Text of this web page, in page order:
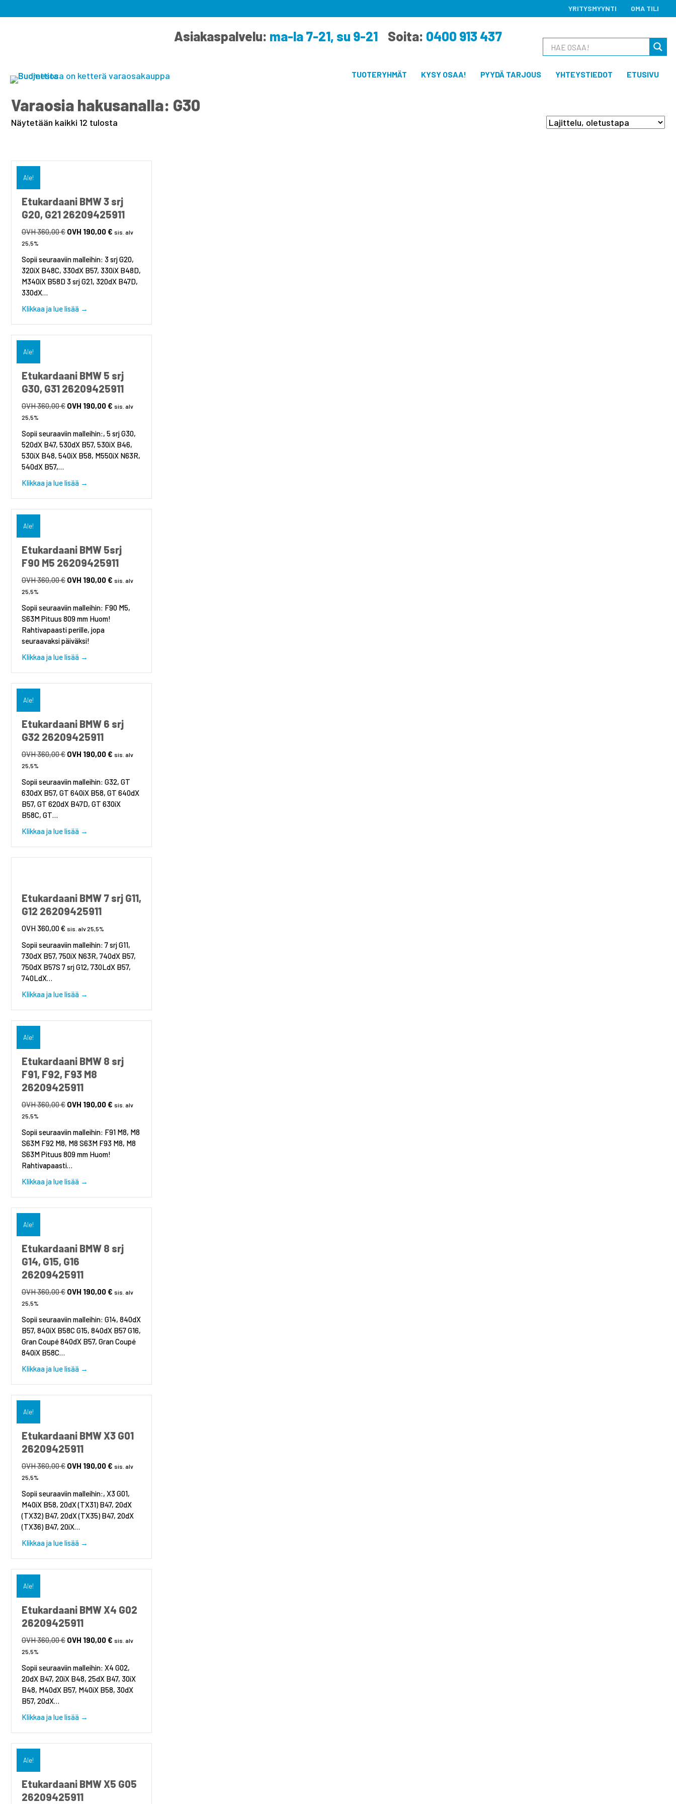
YRITYSMYYNTI OMA TILI
Asiakaspalvelu: ma-la 7-21, su 9-21 Soita: 0400 913 437
TUOTERYHMÄT KYSY OSAA! PYYDÄ TARJOUS YHTEYSTIEDOT ETUSIVU
Varaosia hakusanalla: G30
Näytetään kaikki 12 tulosta
Ale!
Etukardaani BMW 3 srj
G20, G21 26209425911
360,00€ Alkuperäinen
360,00 €.
190,00€ Nykyinen
190,00 €.
sis. alv
25,5%
Sopii seuraaviin malleihin: 3 srj G20,
320iX B48C, 330dX B57, 330iX B48D,
M340iX B58D 3 srj G21, 320dX B47D,
330dX…
Klikkaa ja lue lisää →
Ale!
Etukardaani BMW 5 srj
G30, G31 26209425911
360,00€ Alkuperäinen
360,00 €.
190,00€ Nykyinen
190,00 €.
sis. alv
25,5%
Sopii seuraaviin malleihin:, 5 srj G30,
520dX B47, 530dX B57, 530iX B46,
530iX B48, 540iX B58, M550iX N63R,
540dX B57,…
Klikkaa ja lue lisää →
Ale!
Etukardaani BMW 5srj
F90 M5 26209425911
360,00€ Alkuperäinen
360,00 €.
190,00€ Nykyinen
190,00 €.
sis. alv
25,5%
Sopii seuraaviin malleihin: F90 M5,
S63M Pituus 809 mm Huom!
Rahtivapaasti perille, jopa
seuraavaksi päiväksi!
Klikkaa ja lue lisää →
Ale!
Etukardaani BMW 6 srj
G32 26209425911
360,00€ Alkuperäinen
360,00 €.
190,00€ Nykyinen
190,00 €.
sis. alv
25,5%
Sopii seuraaviin malleihin: G32, GT
630dX B57, GT 640iX B58, GT 640dX
B57, GT 620dX B47D, GT 630iX
B58C, GT…
Klikkaa ja lue lisää →
Etukardaani BMW 7 srj G11,
G12 26209425911
360,00€ sis. alv 25,5%
Sopii seuraaviin malleihin: 7 srj G11,
730dX B57, 750iX N63R, 740dX B57,
750dX B57S 7 srj G12, 730LdX B57,
740LdX…
Klikkaa ja lue lisää →
Ale!
Etukardaani BMW 8 srj
F91, F92, F93 M8
26209425911
360,00€ Alkuperäinen
360,00 €.
190,00€ Nykyinen
190,00 €.
sis. alv
25,5%
Sopii seuraaviin malleihin: F91 M8, M8
S63M F92 M8, M8 S63M F93 M8, M8
S63M Pituus 809 mm Huom!
Rahtivapaasti…
Klikkaa ja lue lisää →
Ale!
Etukardaani BMW 8 srj
G14, G15, G16
26209425911
360,00€ Alkuperäinen
360,00 €.
190,00€ Nykyinen
190,00 €.
sis. alv
25,5%
Sopii seuraaviin malleihin: G14, 840dX
B57, 840iX B58C G15, 840dX B57 G16,
Gran Coupé 840dX B57, Gran Coupé
840iX B58C…
Klikkaa ja lue lisää →
Ale!
Etukardaani BMW X3 G01
26209425911
360,00€ Alkuperäinen
360,00 €.
190,00€ Nykyinen
190,00 €.
sis. alv
25,5%
Sopii seuraaviin malleihin:, X3 G01,
M40iX B58, 20dX (TX31) B47, 20dX
(TX32) B47, 20dX (TX35) B47, 20dX
(TX36) B47, 20iX…
Klikkaa ja lue lisää →
Ale!
Etukardaani BMW X4 G02
26209425911
360,00€ Alkuperäinen
360,00 €.
190,00€ Nykyinen
190,00 €.
sis. alv
25,5%
Sopii seuraaviin malleihin: X4 G02,
20dX B47, 20iX B48, 25dX B47, 30iX
B48, M40dX B57, M40iX B58, 30dX
B57, 20dX…
Klikkaa ja lue lisää →
Ale!
Etukardaani BMW X5 G05
26209425911